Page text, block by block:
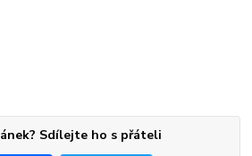
Sdílejte ho s přáteli